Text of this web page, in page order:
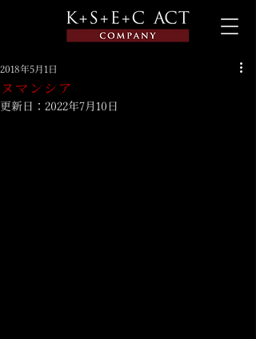
ヌマンシア
2018年5月1日
更新日： 2022年7月10日